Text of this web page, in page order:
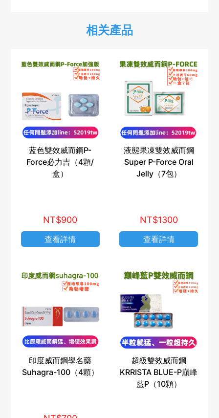
相关產品
蓝色雙效威而鋼P-
Force必力吉（4顆/
盒）
NT$900
查看詳情
液態果凍雙效威而鋼
Super P-Force Oral
Jelly（7包）
NT$1300
查看詳情
印度威而鋼學名藥
Suhagra-100（4顆）
超級雙效威而鋼
KRRISTA BLUE-P巔峰
藍P（10顆）